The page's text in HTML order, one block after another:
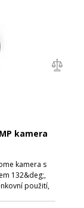
kamera
kamera s
132&deg;,
použití,